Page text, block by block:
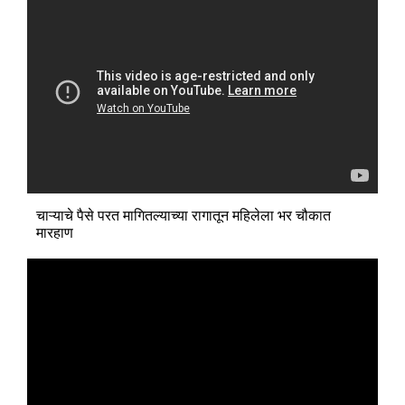
चाऱ्याचे पैसे परत मागितल्याच्या रागातून महिलेला भर चौकात
मारहाण